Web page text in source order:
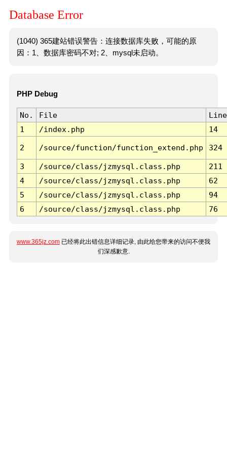
Database Error
(1040) 365建站错误警告：连接数据库失败，可能的原
因：1、数据库密码不对; 2、mysql未启动。
PHP Debug
No. File
Line
1
/index.php 14
2 /source/function/function_extend.php 324
3 /source/class/jzmysql.class.php
211
4
/source/class/jzmysql.class.php
62
5
/source/class/jzmysql.class.php
94
6
/source/class/jzmysql.class.php 76
www.365jz.com 已经将此出错信息详细记录, 由此给您带来的访问不便我
们深感歉意.